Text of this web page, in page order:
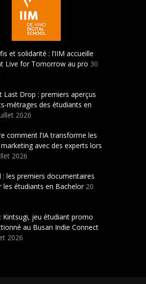
et solidarité : l’IIM accueille
Live for Tomorrow au pro 30
Last Drop : premiers aperçus
métrages des étudiants en
2026
comment l’IA transforme les
avec des experts lors
2026
: les premiers documentaires
les étudiants en Bachelor 20
Kintsugi, jeu étudiant promo
au Busan Indie Connect
2026